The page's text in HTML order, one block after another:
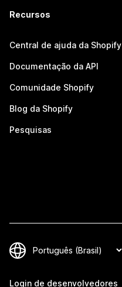
Recursos
Central de ajuda da Shopify
Documentação da API
Comunidade Shopify
Blog da Shopify
Pesquisas
Login de desenvolvedores